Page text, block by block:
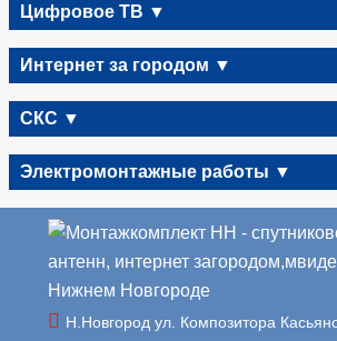
Цифровое ТВ ▼
Интернет за городом ▼
СКС ▼
Электромонтажные работы ▼
Н.Новгород ул. Композитора